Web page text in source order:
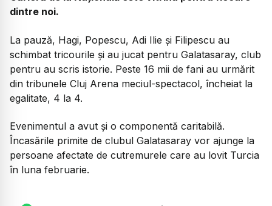
dintre noi.
La pauză, Hagi, Popescu, Adi Ilie și Filipescu au
schimbat tricourile și au jucat pentru Galatasaray, club
pentru au scris istorie. Peste 16 mii de fani au urmărit
din tribunele Cluj Arena meciul-spectacol, încheiat la
egalitate, 4 la 4.
Evenimentul a avut și o componentă caritabilă.
Încasările primite de clubul Galatasaray vor ajunge la
persoane afectate de cutremurele care au lovit Turcia
în luna februarie.